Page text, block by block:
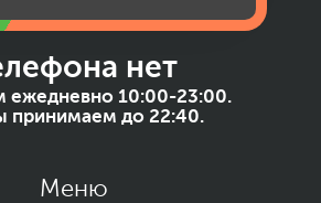
нет
ежедневно 10:00-23:00.
принимаем до 22:40.
Меню